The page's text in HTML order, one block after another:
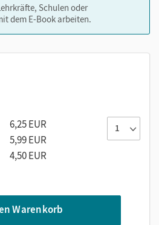
Schulen oder
dem E-Book arbeiten.
6,25 EUR
5,99 EUR
4,50 EUR
Warenkorb